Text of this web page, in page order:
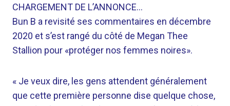
CHARGEMENT DE L’ANNONCE…
Bun B a revisité ses commentaires en décembre
2020 et s’est rangé du côté de Megan Thee
Stallion pour «protéger nos femmes noires».
« Je veux dire, les gens attendent généralement
que cette première personne dise quelque chose,